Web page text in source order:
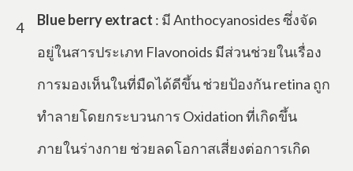
4 Blue berry extract : มี Anthocyanosides ซึ่งจัด
อยู่ในสารประเภท Flavonoids มีส่วนช่วยในเรื่อง
การมองเห็นในที่มืดได้ดีขึ้น ช่วยป้องกัน retina ถูก
ทำลายโดยกระบวนการ Oxidation ที่เกิดขึ้น
ภายในร่างกาย ช่วยลดโอกาสเสี่ยงต่อการเกิด